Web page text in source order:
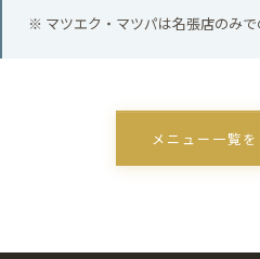
※ マツエク・マツパは名張店のみで
メニュー一覧